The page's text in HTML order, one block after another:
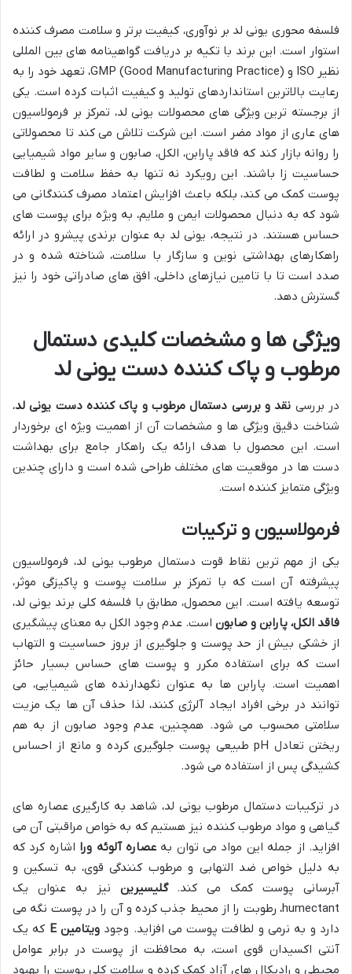
فلسفه محوری یونی لد بر نوآوری، کیفیت برتر و سلامت مصرف کننده
استوار است. این برند با تکیه بر دریافت گواهینامه های بین المللی
نظیر ISO و GMP (Good Manufacturing Practice)، تعهد خود را به
رعایت بالاترین استانداردهای تولید و کیفیت اثبات کرده است. یکی
از برجسته ترین ویژگی های محصولات یونی لد، تمرکز بر فرمولاسیون
های عاری از مواد مضر است. این شرکت تلاش می کند تا محصولاتی
را روانه بازار کند که فاقد پارابن، الکل، صابون و سایر مواد شیمیایی
حساسیت زا باشند. این رویکرد نه تنها به حفظ سلامت و لطافت
پوست کمک می کند، بلکه باعث افزایش اعتماد مصرف کنندگانی می
شود که به دنبال محصولات ایمن و ملایم، به ویژه برای پوست های
حساس هستند. در نتیجه، یونی لد به عنوان برندی پیشرو در ارائه
راهکارهای بهداشتی نوین و سازگار با سلامت، شناخته شده و در
صدد است تا با تامین نیازهای داخلی، افق های صادراتی خود را نیز
گسترش دهد.
ویژگی ها و مشخصات کلیدی دستمال
مرطوب و پاک کننده دست یونی لد
در بررسی نقد و بررسی دستمال مرطوب و پاک کننده دست یونی لد،
شناخت دقیق ویژگی ها و مشخصات آن از اهمیت ویژه ای برخوردار
است. این محصول با هدف ارائه یک راهکار جامع برای بهداشت
دست ها در موقعیت های مختلف طراحی شده است و دارای چندین
ویژگی متمایز کننده است.
فرمولاسیون و ترکیبات
یکی از مهم ترین نقاط قوت دستمال مرطوب یونی لد، فرمولاسیون
پیشرفته آن است که با تمرکز بر سلامت پوست و پاکیزگی موثر،
توسعه یافته است. این محصول، مطابق با فلسفه کلی برند یونی لد،
فاقد الکل، پارابن و صابون است. عدم وجود الکل به معنای پیشگیری
از خشکی بیش از حد پوست و جلوگیری از بروز حساسیت و التهاب
است که برای استفاده مکرر و پوست های حساس بسیار حائز
اهمیت است. پارابن ها به عنوان نگهدارنده های شیمیایی، می
توانند در برخی افراد ایجاد آلرژی کنند، لذا حذف آن ها یک مزیت
سلامتی محسوب می شود. همچنین، عدم وجود صابون از به هم
ریختن تعادل pH طبیعی پوست جلوگیری کرده و مانع از احساس
کشیدگی پس از استفاده می شود.
در ترکیبات دستمال مرطوب یونی لد، شاهد به کارگیری عصاره های
گیاهی و مواد مرطوب کننده نیز هستیم که به خواص مراقبتی آن می
افزاید. از جمله این مواد می توان بهعصاره آلوئه ورا اشاره کرد که
به دلیل خواص ضد التهابی و مرطوب کنندگی قوی، به تسکین و
آبرسانی پوست کمک می کند.گلیسیرین نیز به عنوان یک
humectant، رطوبت را از محیط جذب کرده و آن را در پوست نگه می
دارد و به نرمی و لطافت پوست می افزاید. وجودویتامین E
که یک
آنتی اکسیدان قوی است، به محافظت از پوست در برابر عوامل
محیطی و رادیکال های آزاد کمک کرده و سلامت کلی پوست را بهبود